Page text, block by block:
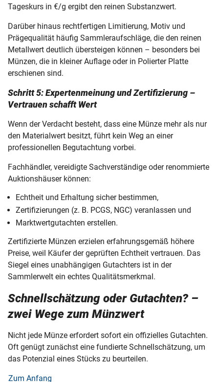
Tageskurs in €/g ergibt den reinen Substanzwert.
Darüber hinaus rechtfertigen Limitierung, Motiv und
Prägequalität häufig Sammleraufschläge, die den reinen
Metallwert deutlich übersteigen können – besonders bei
Münzen, die in kleiner Auflage oder in Polierter Platte
erschienen sind.
Schritt 5: Expertenmeinung und Zertifizierung –
Vertrauen schafft Wert
Wenn der Verdacht besteht, dass eine Münze mehr als nur
den Materialwert besitzt, führt kein Weg an einer
professionellen Begutachtung vorbei.
Fachhändler, vereidigte Sachverständige oder renommierte
Auktionshäuser können:
Echtheit und Erhaltung sicher bestimmen,
Zertifizierungen (z. B. PCGS, NGC) veranlassen und
Marktwertgutachten erstellen.
Zertifizierte Münzen erzielen erfahrungsgemäß höhere
Preise, weil Käufer der geprüften Echtheit vertrauen. Das
Siegel eines unabhängigen Gutachters ist in der
Sammlerwelt ein echtes Qualitätsmerkmal.
Schnellschätzung oder Gutachten? –
zwei Wege zum Münzwert
Nicht jede Münze erfordert sofort ein offizielles Gutachten.
Oft genügt zunächst eine fundierte Schnellschätzung, um
das Potenzial eines Stücks zu beurteilen.
Zum Anfang